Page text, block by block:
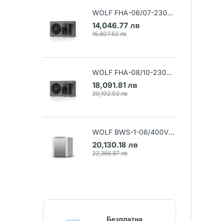
WOLF FHA-06/07-230V
Термопомпа въздух-вода
(Арт. 9148032)
14,046.77 лв
15,607.52 лв
WOLF FHA-08/10-230V
Термопомпа въздух-вода
(Арт. 9148033)
18,091.81 лв
20,102.02 лв
WOLF BWS-1-06/400V
Термопомпа земя-вода
(Арт. 9145384)
20,130.18 лв
22,366.87 лв
Безплатна